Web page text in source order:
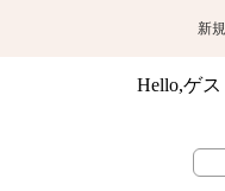
新
Hello,ゲス